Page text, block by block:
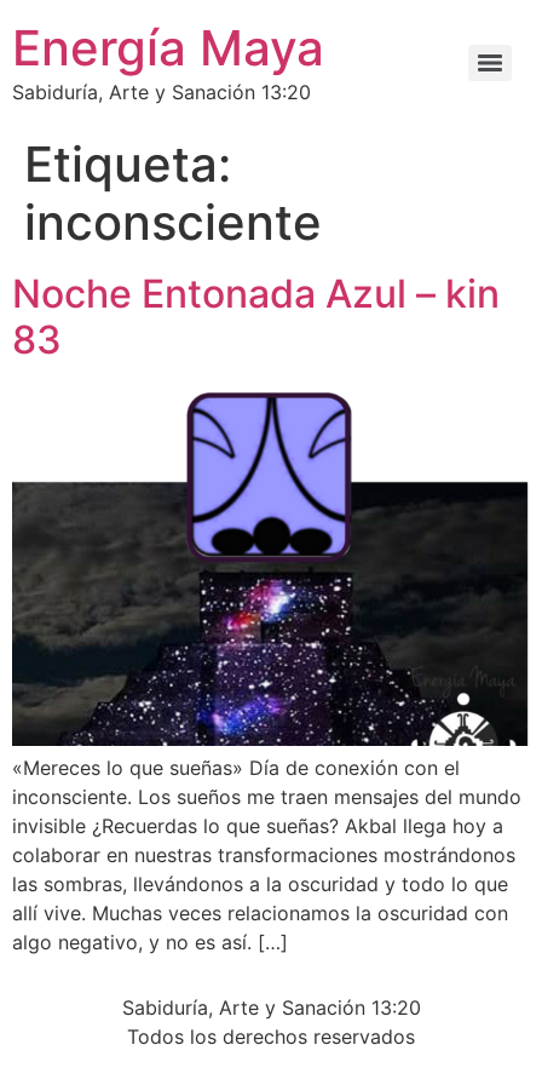
Energía Maya
Sabiduría, Arte y Sanación 13:20
Etiqueta:
inconsciente
Noche Entonada Azul – kin
83
«Mereces lo que sueñas» Día de conexión con el
inconsciente. Los sueños me traen mensajes del mundo
invisible ¿Recuerdas lo que sueñas? Akbal llega hoy a
colaborar en nuestras transformaciones mostrándonos
las sombras, llevándonos a la oscuridad y todo lo que
allí vive. Muchas veces relacionamos la oscuridad con
algo negativo, y no es así. […]
Sabiduría, Arte y Sanación 13:20
Todos los derechos reservados